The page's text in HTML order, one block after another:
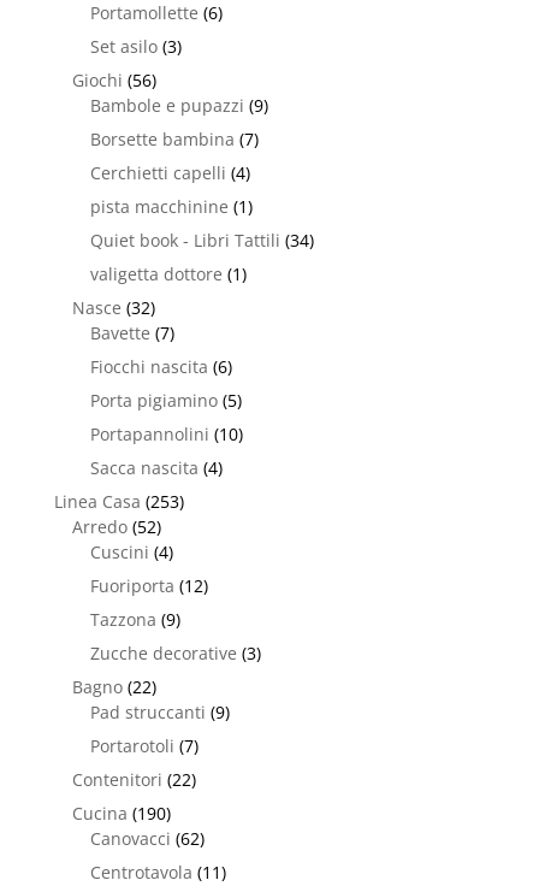
Portamollette (6)
Set asilo (3)
Giochi (56)
Bambole e pupazzi (9)
Borsette bambina (7)
Cerchietti capelli (4)
pista macchinine (1)
Quiet book - Libri Tattili (34)
valigetta dottore (1)
Nasce (32)
Bavette (7)
Fiocchi nascita (6)
Porta pigiamino (5)
Portapannolini (10)
Sacca nascita (4)
Linea Casa (253)
Arredo (52)
Cuscini (4)
Fuoriporta (12)
Tazzona (9)
Zucche decorative (3)
Bagno (22)
Pad struccanti (9)
Portarotoli (7)
Contenitori (22)
Cucina (190)
Canovacci (62)
Centrotavola (11)